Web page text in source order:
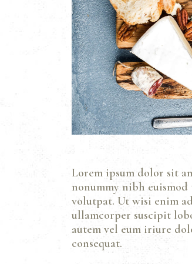
Lorem ipsum dolor sit
nonummy nibh
volutpat. Ut wisi enim
ullamcorper suscipit
autem vel eum iriure
consequat.